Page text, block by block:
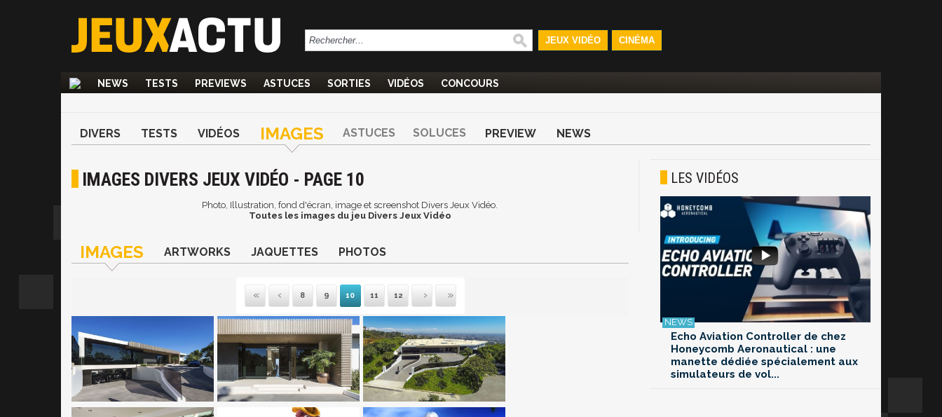
JEUX VIDÉO CINÉMA
NEWS TESTS PREVIEWS ASTUCES SORTIES VIDÉOS CONCOURS
DIVERS TESTS VIDÉOS IMAGES ASTUCES SOLUCES PREVIEW NEWS
IMAGES DIVERS JEUX VIDÉO - PAGE 10
Photo, Illustration, fond d'écran, image et screenshot Divers Jeux Vidéo.
Toutes les images du jeu Divers Jeux Vidéo
IMAGES ARTWORKS JAQUETTES PHOTOS
Première
Précédente
8 9 10 11 12
Suivante
Dernière
LES VIDÉOS
Echo Aviation Controller de chez
Honeycomb Aeronautical : une
manette dédiée spécialement aux
simulateurs de vol...